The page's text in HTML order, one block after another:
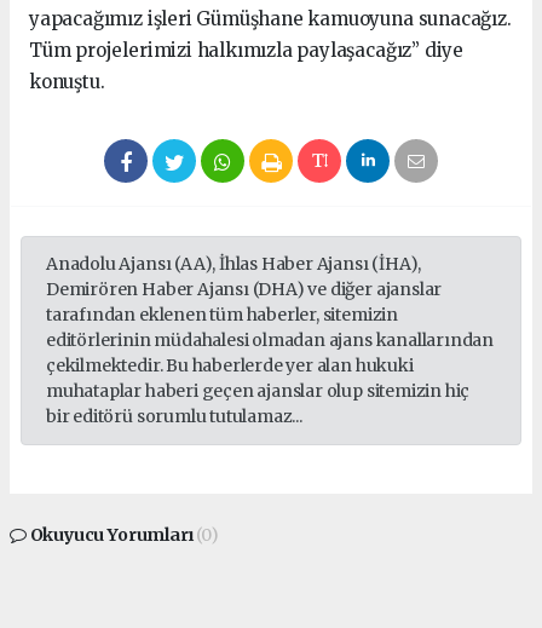
yapacağımız işleri Gümüşhane kamuoyuna sunacağız.
Tüm projelerimizi halkımızla paylaşacağız” diye
konuştu.
Anadolu Ajansı (AA), İhlas Haber Ajansı (İHA),
Demirören Haber Ajansı (DHA) ve diğer ajanslar
tarafından eklenen tüm haberler, sitemizin
editörlerinin müdahalesi olmadan ajans kanallarından
çekilmektedir. Bu haberlerde yer alan hukuki
muhataplar haberi geçen ajanslar olup sitemizin hiç
bir editörü sorumlu tutulamaz...
Okuyucu Yorumları(0)